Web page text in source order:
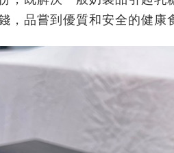
，品嘗到優質和安全的健康